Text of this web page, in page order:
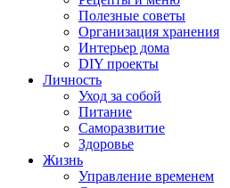
Полезные советы
Организация хранения
Интерьер дома
DIY проекты
Личность
Уход за собой
Питание
Саморазвитие
Здоровье
Жизнь
Управление временем